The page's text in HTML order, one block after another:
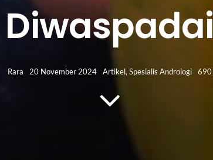
Diwaspadai
Rara 20 November 2024 Artikel, Spesialis Andrologi 690